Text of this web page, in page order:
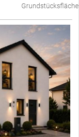
Grundstücksfläche